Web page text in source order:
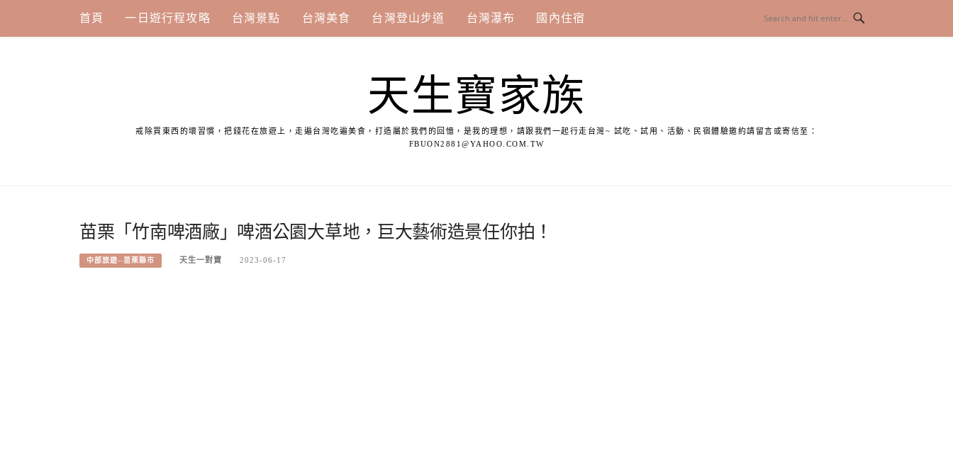
content
首頁 一日遊行程攻略 台灣景點 台灣美食 台灣登山步道 台灣瀑布 國內住宿
天生寶家族
戒除買東西的壞習慣，把錢花在旅遊上，走遍台灣吃遍美食，打造屬於我們的回憶，是我的理想，請跟我們一起行走台灣~ 試吃、試用、活動、民宿體驗邀約請留言或寄信至：
FBUON2881@YAHOO.COM.TW
苗栗「竹南啤酒廠」啤酒公園大草地，巨大藝術造景任你拍！
中部旅遊--苗栗縣市 天生一對寶 2023-06-17